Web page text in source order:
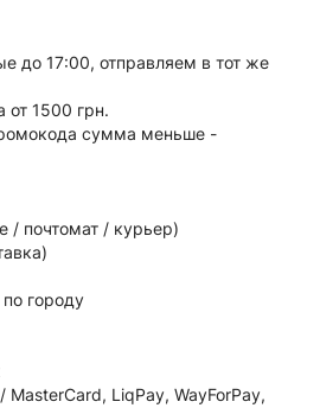
до 17:00, отправляем в тот же
от 1500 грн.
сумма меньше -
/ почтомат / курьер)
городу
LiqPay, WayForPay,